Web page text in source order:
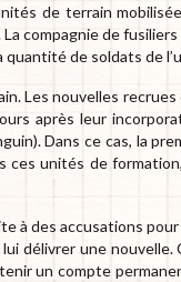
de terrain
compagnie de
de soldats de
Les nouvelles
après leur
Dans ce cas, la
ces unités de
à des accusations
délivrer une
un compte